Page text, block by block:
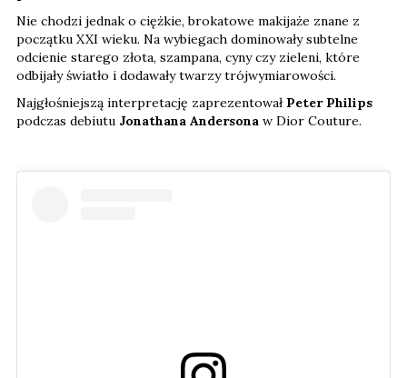
Nie chodzi jednak o ciężkie, brokatowe makijaże znane z
początku XXI wieku. Na wybiegach dominowały subtelne
odcienie starego złota, szampana, cyny czy zieleni, które
odbijały światło i dodawały twarzy trójwymiarowości.
Najgłośniejszą interpretację zaprezentował Peter Philips
podczas debiutu Jonathana Andersona w Dior Couture.